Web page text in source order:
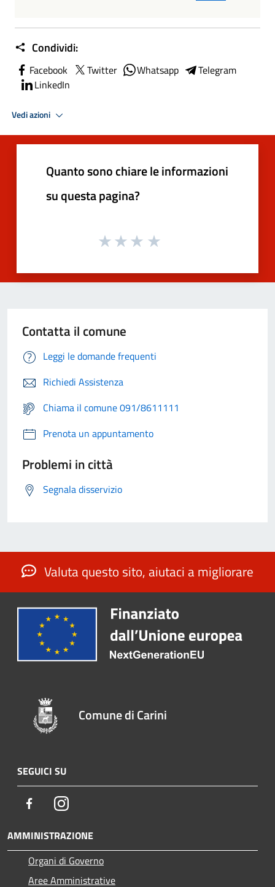
Condividi:
Facebook Twitter Whatsapp
Telegram
LinkedIn
Vedi azioni
Quanto sono chiare le informazioni
su questa pagina?
Contatta il comune
Leggi le domande frequenti
Richiedi Assistenza
Chiama il comune 091/8611111
Prenota un appuntamento
Problemi in città
Segnala disservizio
Valuta questo sito, aiutaci a migliorare
Comune di Carini
SEGUICI SU
FacebookInstagram
AMMINISTRAZIONE
Organi di Governo
Aree Amministrative